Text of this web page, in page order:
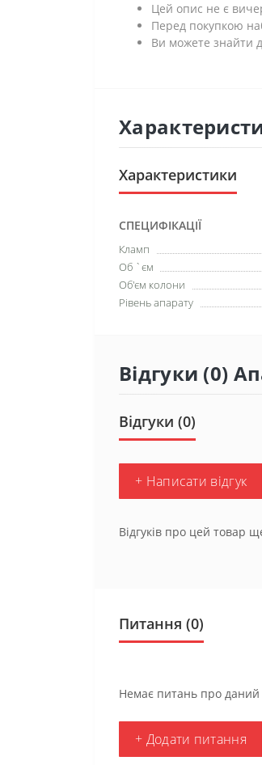
Цей опис не є
Перед покупкою
Ви можете знайти
Характеристики
СПЕЦИФІКАЦІЇ
Кламп
Об `єм
Об'єм колони
Рівень апарату
Відгуки (0)
Відгуки (0)
+ Написати відгук
Відгуків про цей товар
Питання (0)
Немає питань про даний
+ Додати питання